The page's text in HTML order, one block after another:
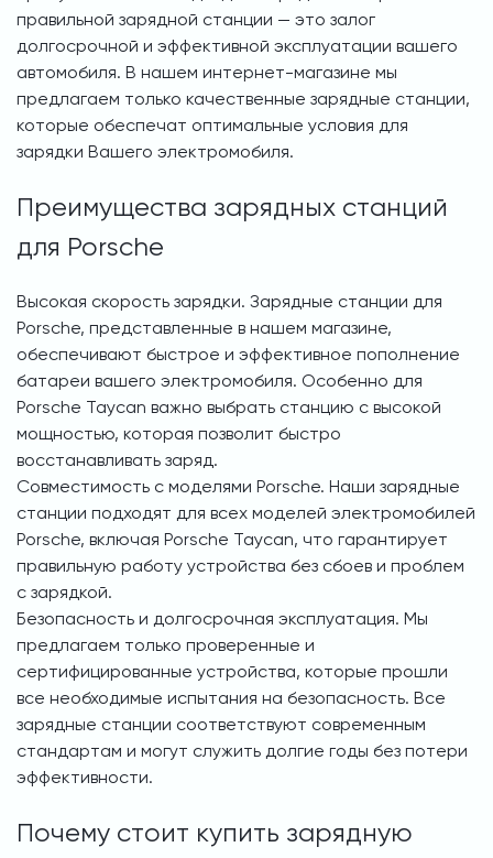
правильной зарядной станции — это залог
долгосрочной и эффективной эксплуатации вашего
автомобиля. В нашем интернет-магазине мы
предлагаем только качественные зарядные станции,
которые обеспечат оптимальные условия для
зарядки Вашего электромобиля.
Преимущества зарядных станций
для Porsche
Высокая скорость зарядки. Зарядные станции для
Porsche, представленные в нашем магазине,
обеспечивают быстрое и эффективное пополнение
батареи вашего электромобиля. Особенно для
Porsche Taycan важно выбрать станцию с высокой
мощностью, которая позволит быстро
восстанавливать заряд.
Совместимость с моделями Porsche. Наши зарядные
станции подходят для всех моделей электромобилей
Porsche, включая Porsche Taycan, что гарантирует
правильную работу устройства без сбоев и проблем
с зарядкой.
Безопасность и долгосрочная эксплуатация. Мы
предлагаем только проверенные и
сертифицированные устройства, которые прошли
все необходимые испытания на безопасность. Все
зарядные станции соответствуют современным
стандартам и могут служить долгие годы без потери
эффективности.
Почему стоит купить зарядную